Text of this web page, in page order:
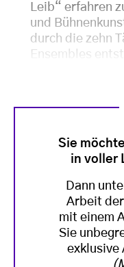
Leib“ erfahren
und
durch die zehn
Ensembles
Sie
in voller
Dann
Arbeit
mit einem
Sie
exklusive